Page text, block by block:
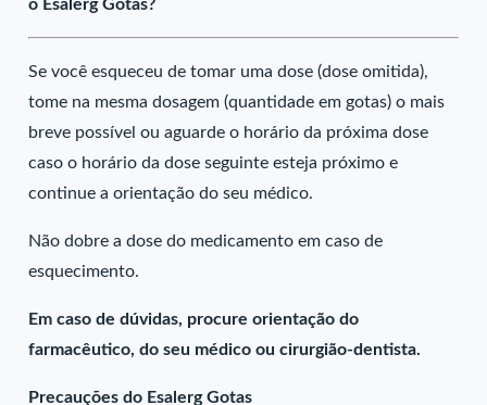
o Esalerg Gotas?
Se você esqueceu de tomar uma dose (dose omitida),
tome na mesma dosagem (quantidade em gotas) o mais
breve possível ou aguarde o horário da próxima dose
caso o horário da dose seguinte esteja próximo e
continue a orientação do seu médico.
Não dobre a dose do medicamento em caso de
esquecimento.
Em caso de dúvidas, procure orientação do
farmacêutico, do seu médico ou cirurgião-dentista.
Precauções do Esalerg Gotas